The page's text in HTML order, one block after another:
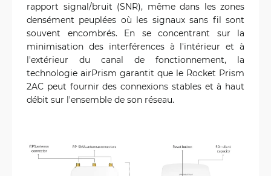
rapport signal/bruit (SNR), même dans les zones
densément peuplées où les signaux sans fil sont
souvent encombrés. En se concentrant sur la
minimisation des interférences à l'intérieur et à
l'extérieur du canal de fonctionnement, la
technologie airPrism garantit que le Rocket Prism
2AC peut fournir des connexions stables et à haut
débit sur l'ensemble de son réseau.